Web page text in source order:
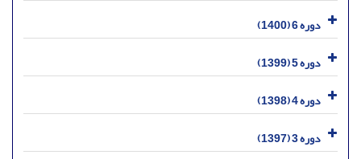
دوره 6 (1400)
دوره 5 (1399)
دوره 4 (1398)
دوره 3 (1397)